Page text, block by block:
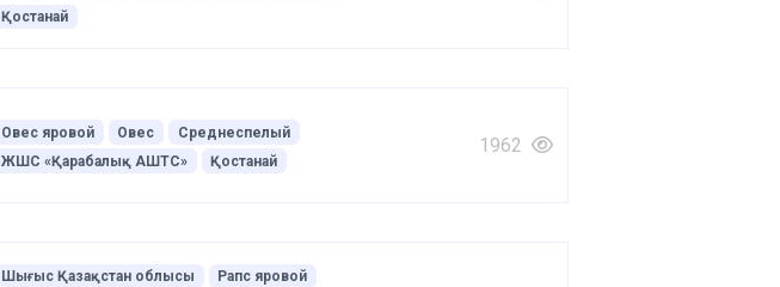
Қостанай
Овес яровой Овес
Среднеспелый
ЖШС «Қарабалық АШТС»
Қостанай
1962
Шығыс Қазақстан облысы
Рапс яровой